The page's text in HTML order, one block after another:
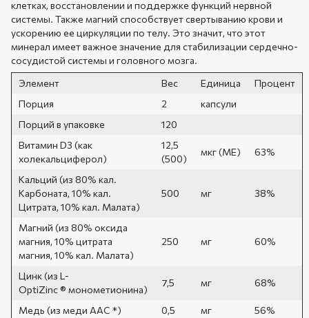
клетках, восстановлении и поддержке функций нервной
системы. Также магний способствует свертыванию крови и
ускорению ее циркуляции по телу. Это значит, что этот
минерал имеет важное значение для стабилизации сердечно-
сосудистой системы и головного мозга.
Элемент
Вес Единица
Процент
Порция
2
капсули
Порций в упаковке
120
Витамин D3 (как
холекальциферол)
12,5
(500)
мкг (МЕ) 63%
Кальций (из 80% кал.
Карбоната, 10% кал.
Цитрата, 10% кал. Малата)
500 мг 38%
Магний (из 80% оксида
магния, 10% цитрата
магния, 10% кал. Малата)
250 мг 60%
Цинк (из L-
OptiZinc ® монометионина)
7,5 мг 68%
Медь (из меди AAC *) 0,5 мг
56%